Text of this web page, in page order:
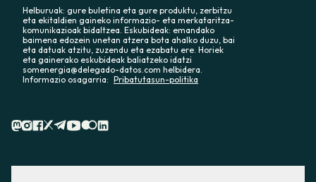
Helburuak: gure buletina eta gure produktu, zerbitzu
eta ekitaldien gaineko informazio- eta merkataritza-
komunikazioak bidaltzea. Eskubideak: emandako
baimena edozein unetan atzera bota ahalko duzu, bai
eta datuak atzitu, zuzendu eta ezabatu ere. Horiek
eta gainerako eskubideak baliatzeko idatzi
somenergia@delegado-datos.com helbidera.
Informazio osagarria: Pribatutasun-politika